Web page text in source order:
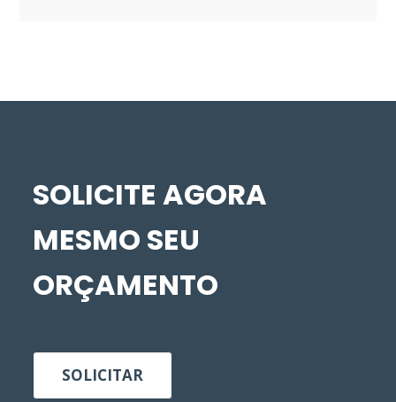
SOLICITE AGORA
MESMO SEU
ORÇAMENTO
SOLICITAR